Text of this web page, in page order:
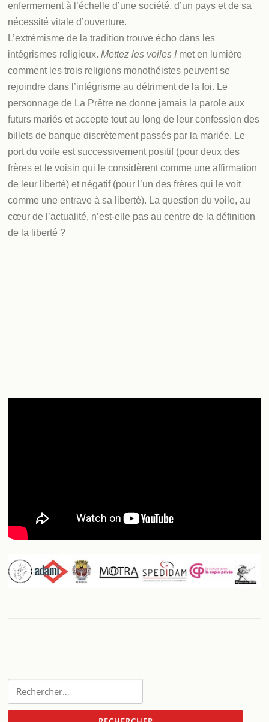
enfermement à l’échelle d’une société, d’un pays et de sa
nécessité vitale d’ouverture.
L’extrémisme de la tradition trouve écho dans les
intégrismes religieux.Mettez les voiles !met en lumière
comment les trois religions monothéistes peuvent se
rejoindre dans l’intégrisme au détriment de la foi. Le
personnage de La Prêtre ne donne jamais la parole aux
futurs mariés et accepte tout au long de leur confession des
billets de banque discrètement passés par la mariée. Le
port du voile est successivement positif (pour deux des
frères et le voisin qui le considèrent comme une affirmation
de leur liberté) et négatif (pour l’un des frères qui le voit
comme une entrave à sa liberté). La question du voile, au
cœur de l’actualité, n’est-elle pas au centre de la définition
de la liberté ?